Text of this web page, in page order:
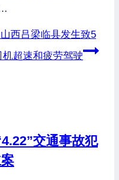
山西吕梁临县发生致5
超速和疲劳驾驶
交通事故犯